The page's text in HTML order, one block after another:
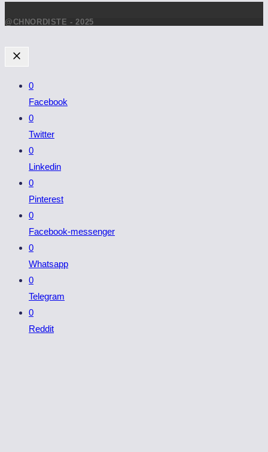
@CHNORDISTE - 2025
0
Facebook
0
Twitter
0
Linkedin
0
Pinterest
0
Facebook-messenger
0
Whatsapp
0
Telegram
0
Reddit